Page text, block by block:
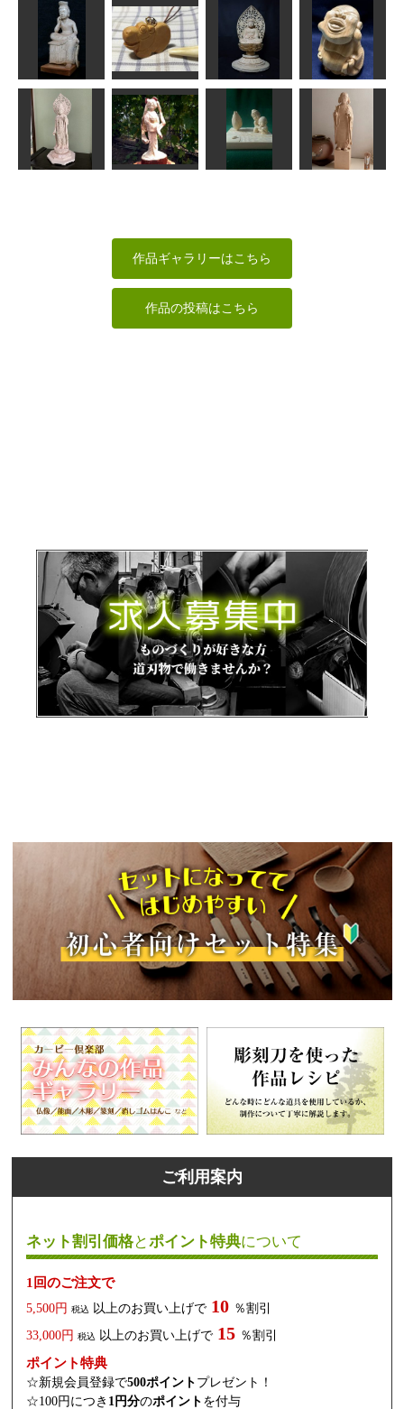
月光菩薩立像
ちゅうさん
年賀状「寅」6
道刃物★所蔵参考
作品
阿弥陀如来立
像39cm
sigesama
童子
msuganuma
弥勒菩薩
あらやん
カバ
RinRin
釈迦如来坐像 布袋様
俊造
初音ミク
ん
作品ギャラリーはこちら
作品の投稿はこちら
ご利用案内
ネット割引価格とポイント特典について
1回のご注文で
5,500円 税込 以上のお買い上げで 10 ％割引
33,000円 税込 以上のお買い上げで 15 ％割引
ポイント特典
☆新規会員登録で500ポイント プレゼント！
☆100円につき 1円分のポイント を付与